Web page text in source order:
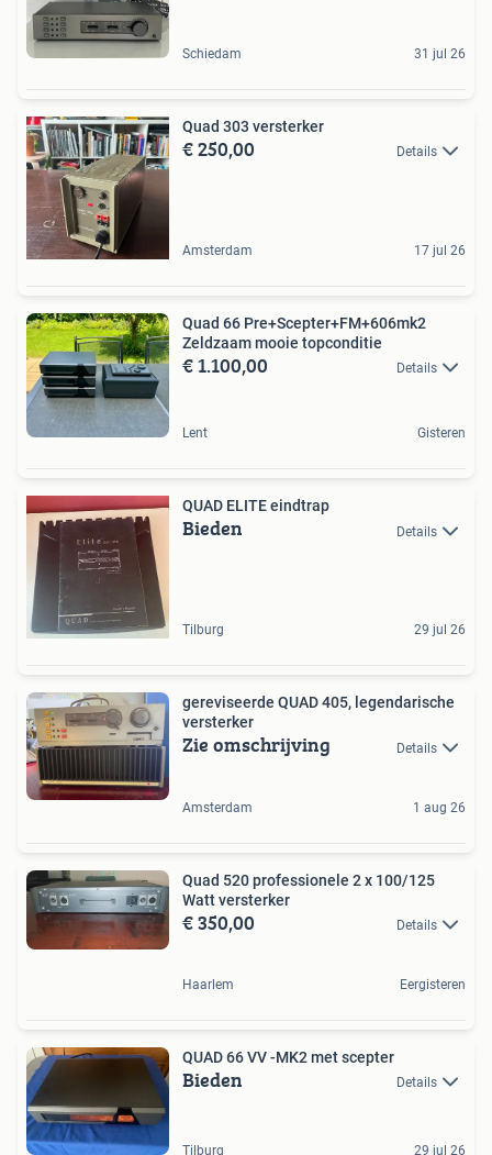
Schiedam 31 jul 26
Quad 303 versterker
€ 250,00 Details
Amsterdam 17 jul 26
Quad 66 Pre+Scepter+FM+606mk2
Zeldzaam mooie topconditie
€ 1.100,00 Details
Lent Gisteren
QUAD ELITE eindtrap
Bieden Details
Tilburg 29 jul 26
gereviseerde QUAD 405, legendarische
versterker
Zie omschrijving Details
Amsterdam 1 aug 26
Quad 520 professionele 2 x 100/125
Watt versterker
€ 350,00 Details
Haarlem Eergisteren
QUAD 66 VV -MK2 met scepter
Bieden Details
Tilburg 29 jul 26